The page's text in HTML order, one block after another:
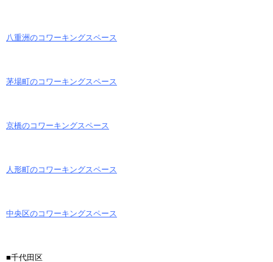
八重洲のコワーキングスペース
茅場町のコワーキングスペース
京橋のコワーキングスペース
人形町のコワーキングスペース
中央区のコワーキングスペース
■千代田区